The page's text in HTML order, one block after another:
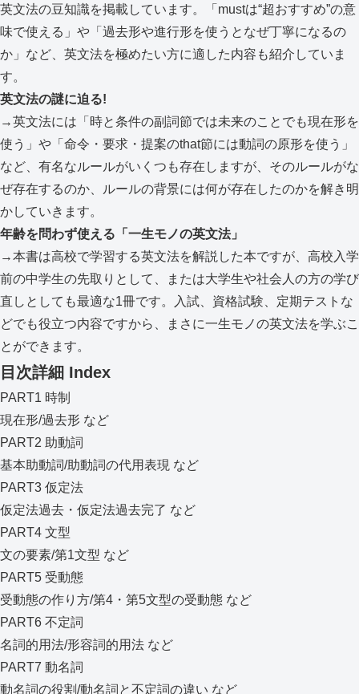
英文法の豆知識を掲載しています。「mustは“超おすすめ”の意
味で使える」や「過去形や進行形を使うとなぜ丁寧になるの
か」など、英文法を極めたい方に適した内容も紹介していま
す。
英文法の謎に迫る!
→英文法には「時と条件の副詞節では未来のことでも現在形を
使う」や「命令・要求・提案のthat節には動詞の原形を使う」
など、有名なルールがいくつも存在しますが、そのルールがな
ぜ存在するのか、ルールの背景には何が存在したのかを解き明
かしていきます。
年齢を問わず使える「一生モノの英文法」
→本書は高校で学習する英文法を解説した本ですが、高校入学
前の中学生の先取りとして、または大学生や社会人の方の学び
直しとしても最適な1冊です。入試、資格試験、定期テストな
どでも役立つ内容ですから、まさに一生モノの英文法を学ぶこ
とができます。
目次詳細 Index
PART1 時制
現在形/過去形 など
PART2 助動詞
基本助動詞/助動詞の代用表現 など
PART3 仮定法
仮定法過去・仮定法過去完了 など
PART4 文型
文の要素/第1文型 など
PART5 受動態
受動態の作り方/第4・第5文型の受動態 など
PART6 不定詞
名詞的用法/形容詞的用法 など
PART7 動名詞
動名詞の役割/動名詞と不定詞の違い など